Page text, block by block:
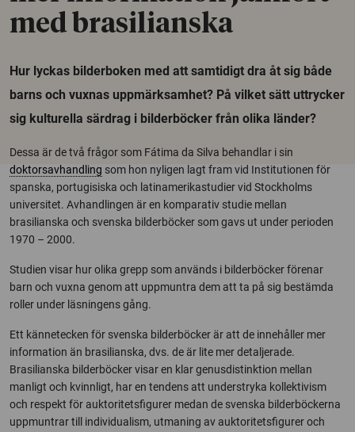
med brasilianska
Hur lyckas bilderboken med att samtidigt dra åt sig både
barns och vuxnas uppmärksamhet? På vilket sätt uttrycker
sig kulturella särdrag i bilderböcker från olika länder?
Dessa är de två frågor som Fátima da Silva behandlar i sin
doktorsavhandling som hon nyligen lagt fram vid Institutionen för
spanska, portugisiska och latinamerikastudier vid Stockholms
universitet. Avhandlingen är en komparativ studie mellan
brasilianska och svenska bilderböcker som gavs ut under perioden
1970 – 2000.
Studien visar hur olika grepp som används i bilderböcker förenar
barn och vuxna genom att uppmuntra dem att ta på sig bestämda
roller under läsningens gång.
Ett kännetecken för svenska bilderböcker är att de innehåller mer
information än brasilianska, dvs. de är lite mer detaljerade.
Brasilianska bilderböcker visar en klar genusdistinktion mellan
manligt och kvinnligt, har en tendens att understryka kollektivism
och respekt för auktoritetsfigurer medan de svenska bilderböckerna
uppmuntrar till individualism, utmaning av auktoritetsfigurer och